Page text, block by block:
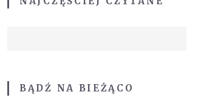
BĄDŹ NA BIEŻĄCO